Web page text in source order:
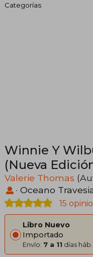
Categorías
Winnie Y
(Nueva
Valerie Thomas
· Oceano
15
Libro Nuevo
Importado
Envío: 7 a 11 días háb.